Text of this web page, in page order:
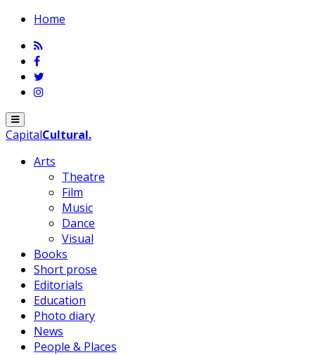
Home
Menu
CapitalCultural.
Arts
Theatre
Film
Music
Dance
Visual
Books
Short prose
Editorials
Education
Photo diary
News
People & Places